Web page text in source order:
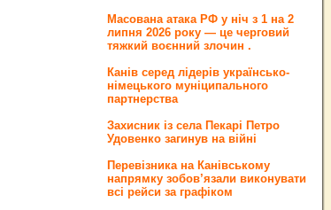
Масована атака РФ у ніч з 1 на 2
липня 2026 року — це черговий
тяжкий воєнний злочин .
Канів серед лідерів українсько-
німецького муніципального
партнерства
Захисник із села Пекарі Петро
Удовенко загинув на війні
Перевізника на Канівському
напрямку зобов’язали виконувати
всі рейси за графіком